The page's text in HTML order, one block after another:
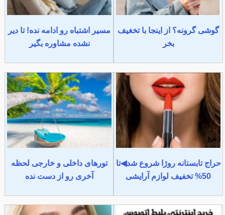
گوشی گرونه؟ از اینجا با تخغیف
بخر
مسیر اشتباه رو ادامه نده! تا دیر
نشده مشاوره بگیر
حراج تابستانه روژا شروع شد◀تا
50% تخفیف لوازم آرایشی
تورهای داخلی و خارجی لحظه
آخری رو از دست نده